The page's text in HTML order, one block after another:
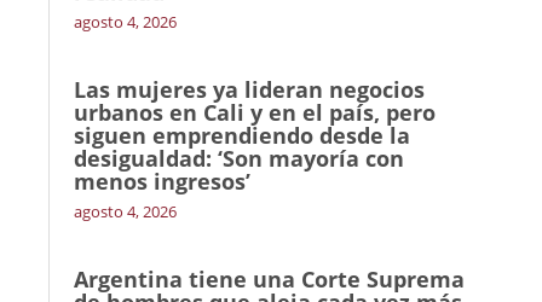
agosto 4, 2026
Las mujeres ya lideran negocios
urbanos en Cali y en el país, pero
siguen emprendiendo desde la
desigualdad: ‘Son mayoría con
menos ingresos’
agosto 4, 2026
Argentina tiene una Corte Suprema